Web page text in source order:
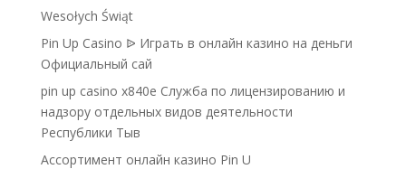
Wesołych Świąt
Pin Up Casino ᐉ Играть в онлайн казино на деньги
Официальный сай
pin up casino x840e Служба по лицензированию и
надзору отдельных видов деятельности
Республики Тыв
Ассортимент онлайн казино Pin U